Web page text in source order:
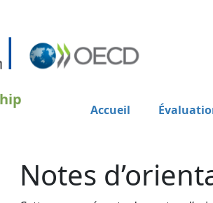
Accueil
Notes